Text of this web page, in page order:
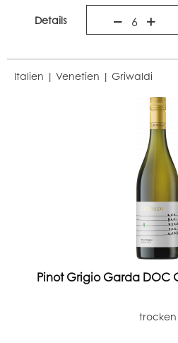
Details 6
Italien | Venetien |Griwaldi
Pinot Grigio Garda DOC
trocken